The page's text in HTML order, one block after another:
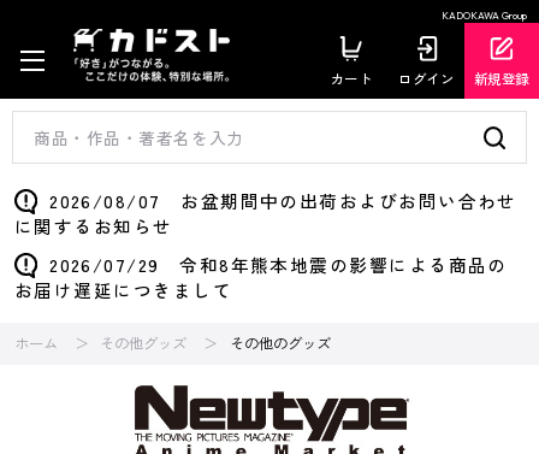
KADOKAWA Group
カート ログイン 新規登録
2026/08/07 お盆期間中の出荷およびお問い合わせ
に関するお知らせ
2026/07/29 令和8年熊本地震の影響による商品の
お届け遅延につきまして
ホーム その他グッズ その他のグッズ